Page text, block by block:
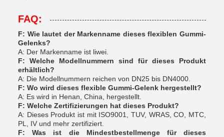
FAQ:
F: Wie lautet der Markenname dieses flexiblen Gummi-
Gelenks?
A: Der Markenname ist liwei.
F: Welche Modellnummern sind für dieses Produkt
erhältlich?
A: Die Modellnummern reichen von DN25 bis DN4000.
F: Wo wird dieses flexible Gummi-Gelenk hergestellt?
A: Es wird in Henan, China, hergestellt.
F: Welche Zertifizierungen hat dieses Produkt?
A: Dieses Produkt ist mit ISO9001, TUV, WRAS, CO, MTC,
PL, IV und mehr zertifiziert.
F: Was ist die Mindestbestellmenge für dieses